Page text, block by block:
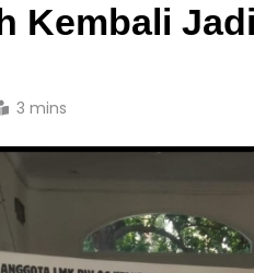
Kembali
3 mins